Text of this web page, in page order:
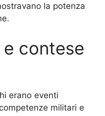
la potenza
contese
erano eventi
militari e